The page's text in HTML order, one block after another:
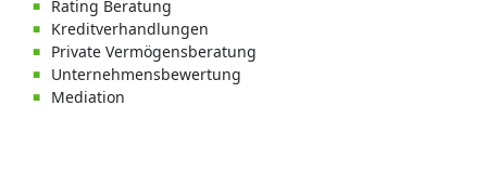
Rating Beratung
Kreditverhandlungen
Private Vermögensberatung
Unternehmensbewertung
Mediation